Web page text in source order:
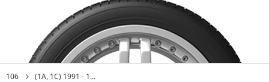
106 (1A, 1C) 1991 - 1...